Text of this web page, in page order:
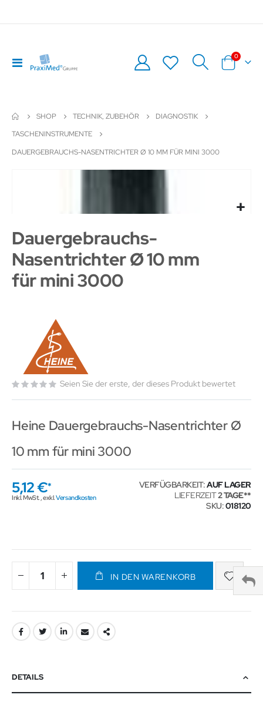
Navigation
umschalten
Warenkorb
0Artikel
SHOP TECHNIK, ZUBEHÖR
DIAGNOSTIK
TASCHENINSTRUMENTE
DAUERGEBRAUCHS-NASENTRICHTER Ø 10 MM FÜR MINI 3000
Dauergebrauchs-
Nasentrichter Ø 10 mm
für mini 3000
Seien Sie der erste, der dieses Produkt bewertet
Heine Dauergebrauchs-Nasentrichter Ø
10 mm für mini 3000
5,12 €
Inkl. MwSt.,exkl.Versandkosten
VERFÜGBARKEIT:AUF LAGER
LIEFERZEIT2 TAGE
SKU 018120
IN DEN WARENKORB
DETAILS